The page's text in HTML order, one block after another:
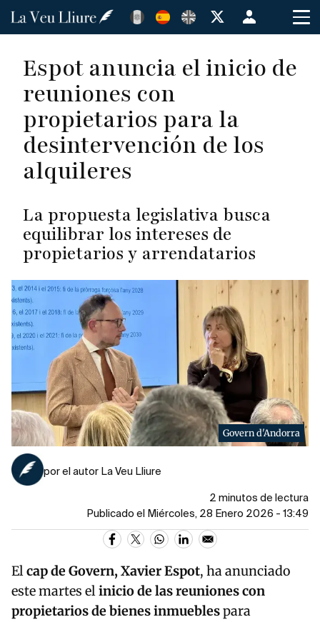
Pasar
principal
Menú
de
cuenta
de
Espot anuncia el inicio de
reuniones con
propietarios para la
desintervención de los
alquileres
La propuesta legislativa busca
equilibrar los intereses de
propietarios y arrendatarios
Govern d'Andorra
por el autor La Veu Lliure
2 minutos de lectura
Publicado el Miércoles, 28 Enero 2026 - 13:49
Elcap de Govern, Xavier Espot, ha anunciado
este martes elinicio de las reuniones con
propietarios de bienes inmueblespara